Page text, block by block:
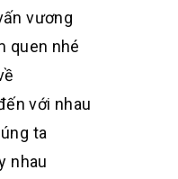
vương
quen nhé
với nhau
ta
nhau